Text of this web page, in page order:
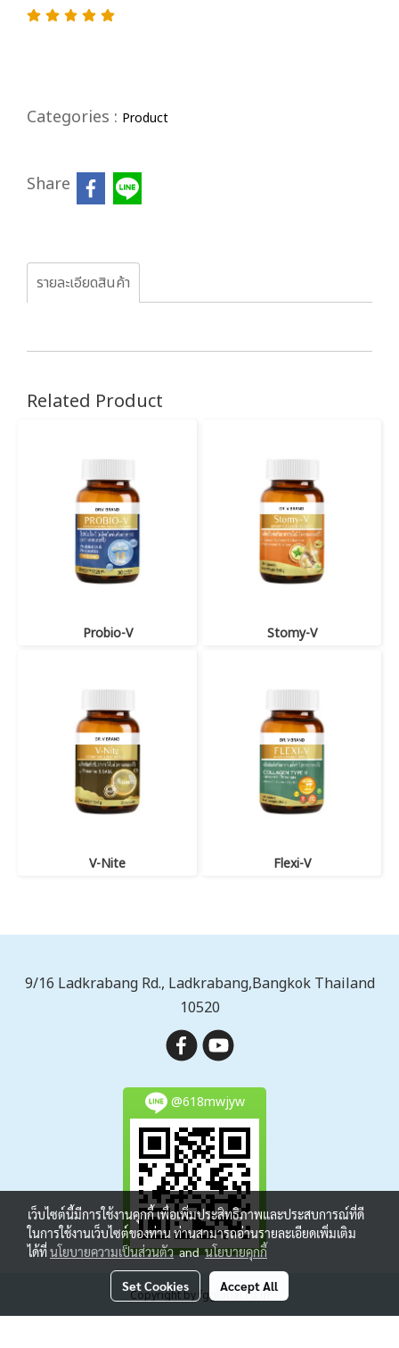
Categories : Product
Share
รายละเอียดสินค้า
Related Product
Probio-V Stomy-V
V-Nite Flexi-V
9/16 Ladkrabang Rd., Ladkrabang,Bangkok Thailand
10520
@618mwjyw
Copyright by fgglobal.co.th
เว็บไซต์นี้มีการใช้งานคุกกี้ เพื่อเพิ่มประสิทธิภาพและประสบการณ์ที่ดี
ในการใช้งานเว็บไซต์ของท่าน ท่านสามารถอ่านรายละเอียดเพิ่มเติม
ได้ที่นโยบายความเป็นส่วนตัวandนโยบายคุกกี้
Set Cookies Accept All